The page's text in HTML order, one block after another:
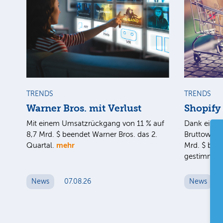
TRENDS
Warner Bros. mit Verlust
Mit einem Umsatzrückgang von 11 % auf
8,7 Mrd. $ beendet Warner Bros. das 2.
Quartal. mehr
News 07.08.26
TRENDS
Dank eines
Mrd. $
gestimmt.
News